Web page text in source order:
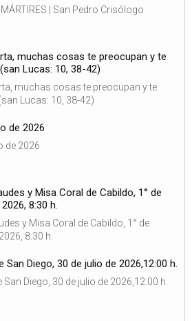
| San Pedro Crisólogo
muchas cosas te preocupan y te
Lucas: 10, 38-42)
muchas cosas te preocupan y te
Lucas: 10, 38-42)
de 2026
de 2026
y Misa Coral de Cabildo, 1° de
8:30 h.
y Misa Coral de Cabildo, 1° de
8:30 h.
San Diego, 30 de julio de 2026,12:00 h.
San Diego, 30 de julio de 2026,12:00 h.